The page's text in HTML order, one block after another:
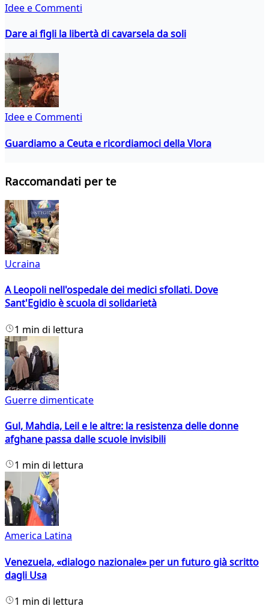
Idee e Commenti
Dare ai figli la libertà di cavarsela da soli
Idee e Commenti
Guardiamo a Ceuta e ricordiamoci della Vlora
Raccomandati per te
Ucraina
A Leopoli nell'ospedale dei medici sfollati. Dove
Sant'Egidio è scuola di solidarietà
1 min di lettura
Guerre dimenticate
Gul, Mahdia, Leil e le altre: la resistenza delle donne
afghane passa dalle scuole invisibili
1 min di lettura
America Latina
Venezuela, «dialogo nazionale» per un futuro già scritto
dagli Usa
1 min di lettura